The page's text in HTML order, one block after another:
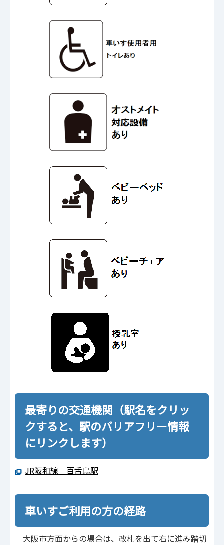
最寄りの交通機関（駅名をクリッ
クすると、駅のバリアフリー情報
にリンクします）
JR阪和線 百舌鳥駅
車いすご利用の方の経路
大阪市方面からの場合は、改札を出て右に進み踏切